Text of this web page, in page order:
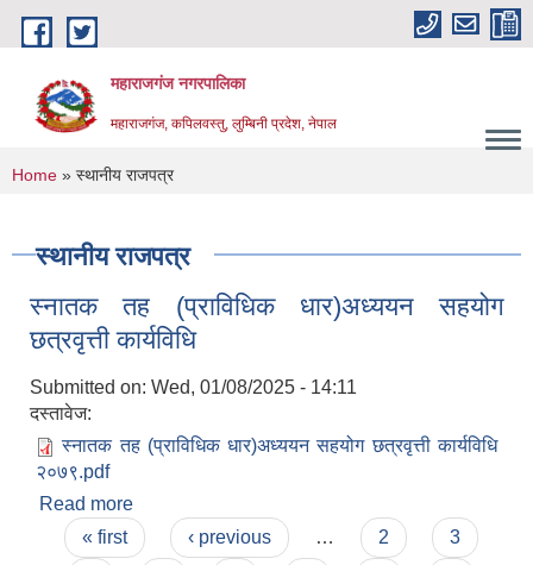
Skip to main content
महाराजगंज नगरपालिका
महाराजगंज, कपिलवस्तु, लुम्बिनी प्रदेश, नेपाल
You are here
Home » स्थानीय राजपत्र
स्थानीय राजपत्र
स्नातक तह (प्राविधिक धार)अध्ययन सहयोग
छत्रवृत्ती कार्यविधि
Submitted on: Wed, 01/08/2025 - 14:11
दस्तावेज:
स्नातक तह (प्राविधिक धार)अध्ययन सहयोग छत्रवृत्ती कार्यविधि
२०७९.pdf
Read more
छत्रवृत्ती कार्यविधि
Pages
« first ‹ previous … 2
3